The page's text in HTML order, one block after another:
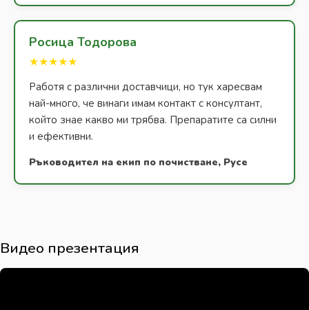
Росица Тодорова
★★★★★
Работя с различни доставчици, но тук харесвам
най-много, че винаги имам контакт с консултант,
който знае какво ми трябва. Препаратите са силни
и ефективни.
Ръководител на екип по почистване, Русе
Видео презентация